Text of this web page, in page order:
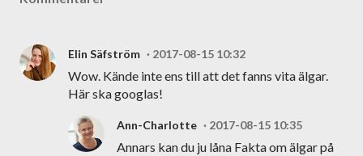
Elin Säfström 2017-08-15 10:32
Wow. Kände inte ens till att det fanns vita älgar.
Här ska googlas!
Ann-Charlotte 2017-08-15 10:35
Annars kan du ju låna Fakta om älgar på